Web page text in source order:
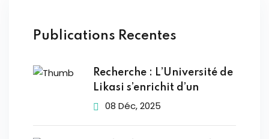
Publications Recentes
Recherche : L’Université de
Likasi s’enrichit d’un
08 Déc, 2025